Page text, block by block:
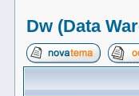
Dw (Data